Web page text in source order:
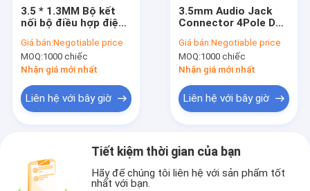
3.5 * 1.3MM Bộ kết
nối bộ điều hợp điện
SMT Power Jack DC
Bộ kết nối nữ
Giá bán:Negotiable price
MOQ:1000 chiếc
Nhận giá mới nhất
Liên hệ với bây giờ
3.5mm Audio Jack
Connector 4Pole DC
Connector
Giá bán:Negotiable price
MOQ:1000 chiếc
Nhận giá mới nhất
Liên hệ với bây giờ
Tiết kiệm thời gian của bạn
Hãy để chúng tôi liên hệ với sản phẩm tốt
nhất với bạn.